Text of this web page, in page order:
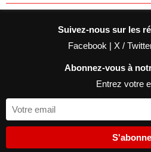
Suivez-nous sur les
Facebook | X /
Abonnez-vous à
Entrez votre